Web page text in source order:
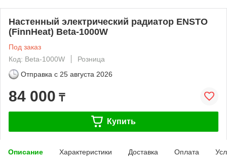
Настенный электрический радиатор ENSTO
(FinnHeat) Beta-1000W
Под заказ
Код: Beta-1000W
Розница
Отправка с 25 августа 2026
84 000 ₸
Купить
Описание Характеристики Доставка Оплата